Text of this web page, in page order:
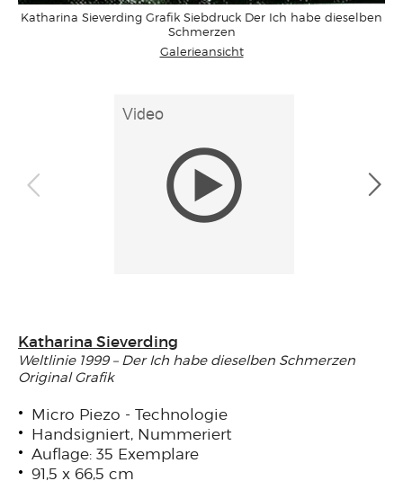
Katharina Sieverding Grafik Siebdruck Der Ich habe dieselben
Schmerzen
Galerieansicht
Katharina Sieverding
Weltlinie 1999 – Der Ich habe dieselben Schmerzen
Original Grafik
Micro Piezo - Technologie
Handsigniert, Nummeriert
Auflage: 35 Exemplare
91,5 x 66,5 cm